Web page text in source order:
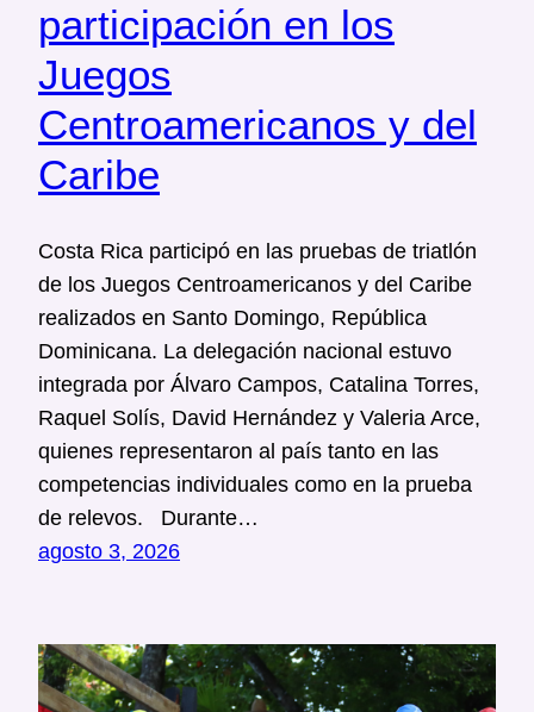
participación en los
Juegos
Centroamericanos y del
Caribe
Costa Rica participó en las pruebas de triatlón
de los Juegos Centroamericanos y del Caribe
realizados en Santo Domingo, República
Dominicana. La delegación nacional estuvo
integrada por Álvaro Campos, Catalina Torres,
Raquel Solís, David Hernández y Valeria Arce,
quienes representaron al país tanto en las
competencias individuales como en la prueba
de relevos. Durante…
agosto 3, 2026